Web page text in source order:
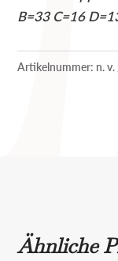
B=33 C=16
Artikelnummer: n. v.
Ähnliche